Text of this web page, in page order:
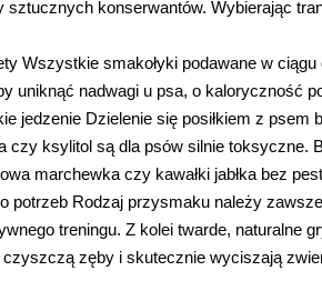
sztucznych konserwantów. Wybierając
Wszystkie smakołyki podawane w
uniknąć nadwagi u psa, o kaloryczność
jedzenie Dzielenie się posiłkiem z
czy ksylitol są dla psów silnie toksyczne.
marchewka czy kawałki jabłka bez
potrzeb Rodzaj przysmaku należy
treningu. Z kolei twarde, naturalne
czyszczą zęby i skutecznie wyciszają